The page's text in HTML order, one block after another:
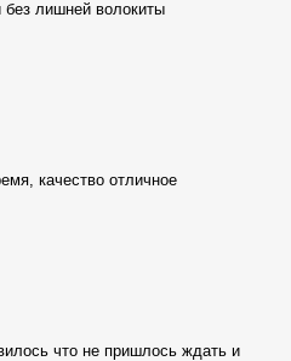
без лишней волокиты
качество отличное
что не пришлось ждать и